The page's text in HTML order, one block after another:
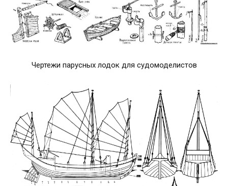
Чертежи парусных лодок для судомоделистов